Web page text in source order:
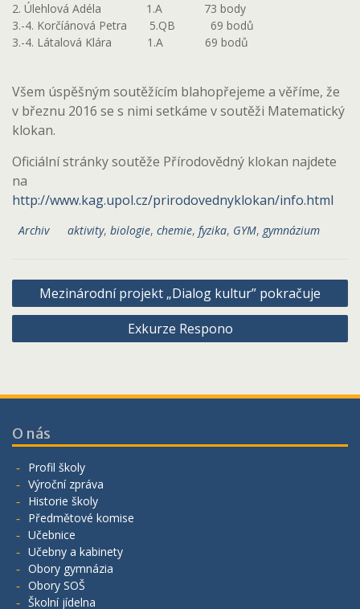
2. Úlehlová Adéla 1.A 73 body
3.-4. Korčíánová Petra 5.QB 69 bodů
3.-4. Látalová Klára 1.A 69 bodů
Všem úspěšným soutěžícím blahopřejeme a věříme, že
v březnu 2016 se s nimi setkáme v soutěži Matematický
klokan.
Oficiální stránky soutěže Přírodovědný klokan najdete
na
http://www.kag.upol.cz/prirodovednyklokan/info.html
Archiv aktivity, biologie, chemie, fyzika, GYM, gymnázium
Navigace
pro
Mezinárodní projekt „Dialog kultur” pokračuje
Exkurze Respono
O nás
Profil školy
Výroční zpráva
Historie školy
Předmětové komise
Učebnice
Učebny a kabinety
Obory gymnázia
Obory SOŠ
Školní jídelna